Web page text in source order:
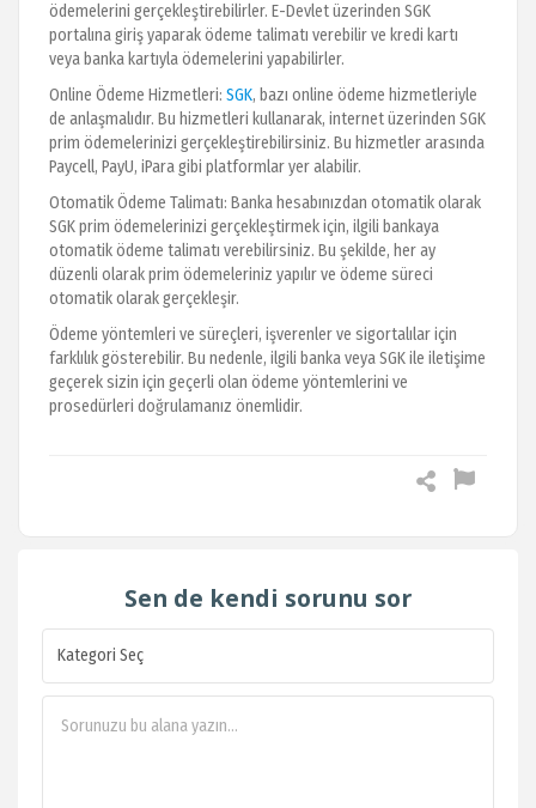
ödemelerini gerçekleştirebilirler. E-Devlet üzerinden SGK
portalına giriş yaparak ödeme talimatı verebilir ve kredi kartı
veya banka kartıyla ödemelerini yapabilirler.
Online Ödeme Hizmetleri: SGK, bazı online ödeme hizmetleriyle
de anlaşmalıdır. Bu hizmetleri kullanarak, internet üzerinden SGK
prim ödemelerinizi gerçekleştirebilirsiniz. Bu hizmetler arasında
Paycell, PayU, iPara gibi platformlar yer alabilir.
Otomatik Ödeme Talimatı: Banka hesabınızdan otomatik olarak
SGK prim ödemelerinizi gerçekleştirmek için, ilgili bankaya
otomatik ödeme talimatı verebilirsiniz. Bu şekilde, her ay
düzenli olarak prim ödemeleriniz yapılır ve ödeme süreci
otomatik olarak gerçekleşir.
Ödeme yöntemleri ve süreçleri, işverenler ve sigortalılar için
farklılık gösterebilir. Bu nedenle, ilgili banka veya SGK ile iletişime
geçerek sizin için geçerli olan ödeme yöntemlerini ve
prosedürleri doğrulamanız önemlidir.
Sen de kendi sorunu sor